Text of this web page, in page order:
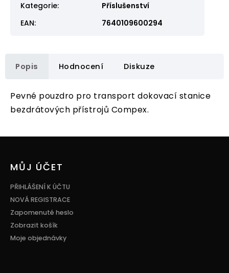
Kategorie:
Příslušenství
EAN: 7640109600294
Popis Hodnocení Diskuze
Pevné pouzdro pro transport dokovací stanice
bezdrátových přístrojů Compex.
MŮJ ÚČET
PŘIHLÁŠENÍ K ÚČTU
NOVÁ REGISTRACE
Zapomenuté heslo
Zobrazit košík
Moje objednávky